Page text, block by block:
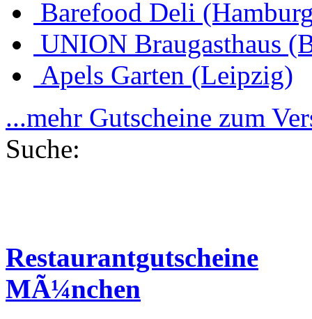
Barefood Deli
UNION Braugasthaus
Apels Garten (Leipzig)
...mehr Gutscheine zum
Suche:
Restaurantgutscheine
MÃ¼nchen